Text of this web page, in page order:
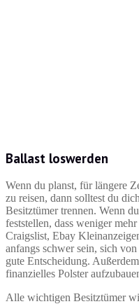
Ballast loswerden
Wenn du planst, für längere
zu reisen, dann solltest du
Besitztümer trennen. Wenn
feststellen, dass weniger
Craigslist, Ebay
anfangs schwer sein, sich
gute Entscheidung.
finanzielles Polster
Alle wichtigen Besitztümer